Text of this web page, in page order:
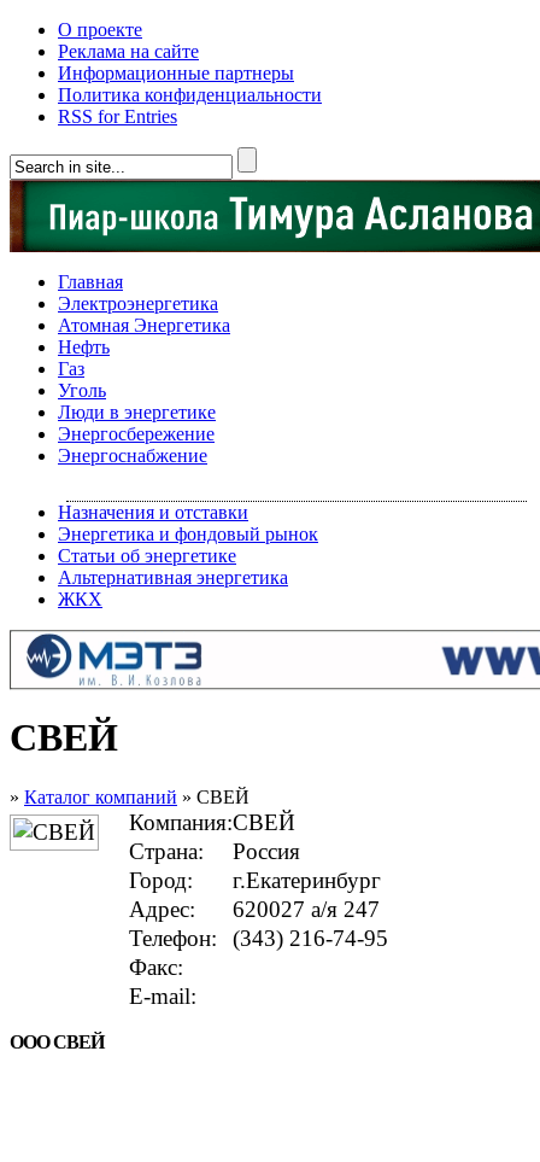
О проекте
Реклама на сайте
Информационные партнеры
Политика конфиденциальности
RSS for Entries
Главная
Электроэнергетика
Атомная Энергетика
Нефть
Газ
Уголь
Люди в энергетике
Энергосбережение
Энергоснабжение
Назначения и отставки
Энергетика и фондовый рынок
Статьи об энергетике
Альтернативная энергетика
ЖКХ
СВЕЙ
» Каталог компаний » СВЕЙ
Компания:СВЕЙ
Страна:
Россия
Город:
г.Екатеринбург
Адрес:
620027 а/я 247
Телефон:
(343) 216-74-95
Факс:
E-mail:
ООО СВЕЙ